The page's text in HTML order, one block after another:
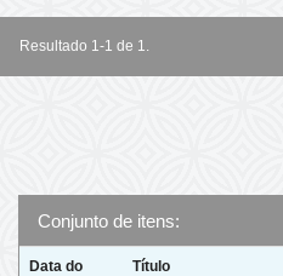
Resultado 1-1 de 1.
Conjunto de itens:
Data do
Título